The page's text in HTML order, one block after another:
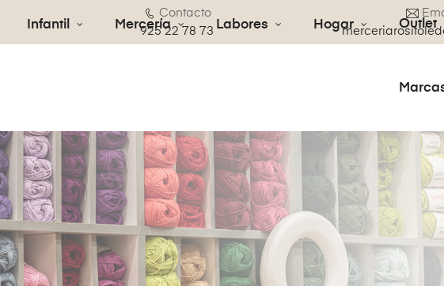
Contacto
925 22 78 73
Infantil Mercería Labores Hogar Outlet